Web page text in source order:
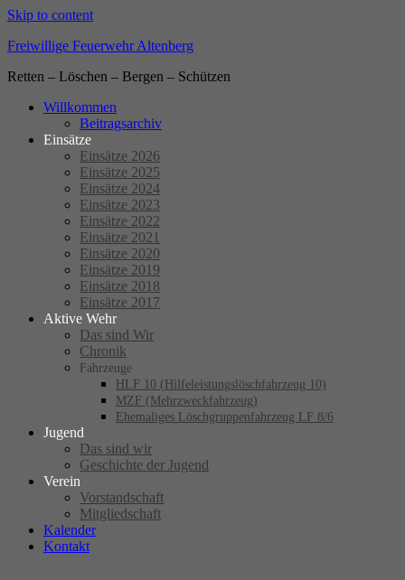
Skip to content
Freiwillige Feuerwehr Altenberg
Retten – Löschen – Bergen – Schützen
Willkommen
Beitragsarchiv
Einsätze
Einsätze 2026
Einsätze 2025
Einsätze 2024
Einsätze 2023
Einsätze 2022
Einsätze 2021
Einsätze 2020
Einsätze 2019
Einsätze 2018
Einsätze 2017
Aktive Wehr
Das sind Wir
Chronik
Fahrzeuge
HLF 10 (Hilfeleistungslöschfahrzeug 10)
MZF (Mehrzweckfahrzeug)
Ehemaliges Löschgruppenfahrzeug LF 8/6
Jugend
Das sind wir
Geschichte der Jugend
Verein
Vorstandschaft
Mitgliedschaft
Kalender
Kontakt